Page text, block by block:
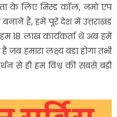
के लिए मिस्ड कॉल, नमो एप
हैं, हमें पूरे देश में उत्तराखंड
18 लाख कार्यकर्ता थे अब हमें
हमारा लक्ष्य बड़ा होगा तभी
से ही हम विश्व की सबसे बड़ी